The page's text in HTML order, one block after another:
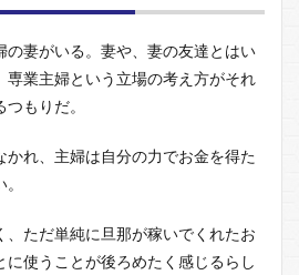
の妻がいる。妻や、妻の友達とはい
専業主婦という立場の考え方がそれ
もりだ。
かれ、主婦は自分の力でお金を得た
、ただ単純に旦那が稼いでくれたお
使うことが後ろめたく感じるらし